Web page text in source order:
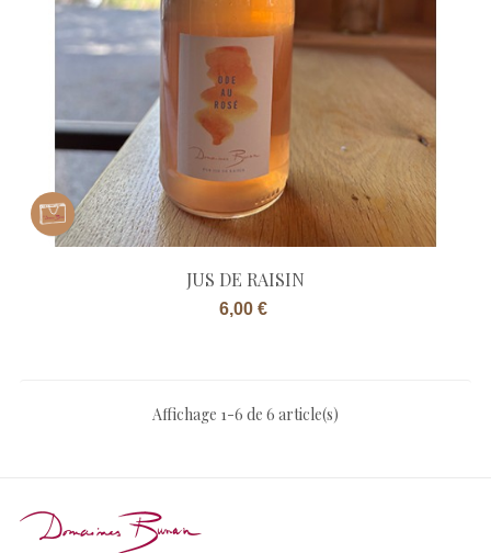
JUS DE RAISIN
Prix
6,00 €
Affichage 1-6 de 6 article(s)